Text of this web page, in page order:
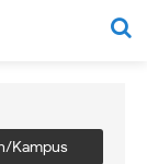
Kampus